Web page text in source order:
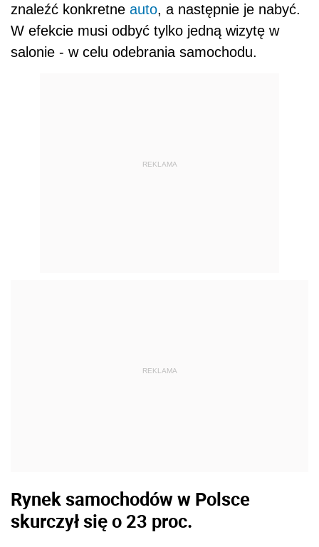
znaleźć konkretne auto, a następnie je nabyć.
W efekcie musi odbyć tylko jedną wizytę w
salonie - w celu odebrania samochodu.
REKLAMA
REKLAMA
Rynek samochodów w Polsce
skurczył się o 23 proc.